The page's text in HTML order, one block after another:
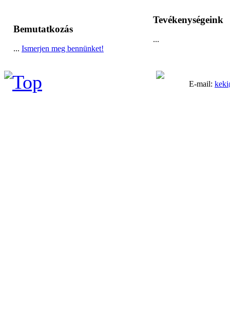
Bemutatkozás
... Ismerjen meg bennünket!
Tevékenységeink
...
E-mail: